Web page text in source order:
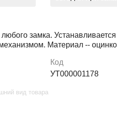
замка.
Материал --
Код
УТ000001178
вид товара